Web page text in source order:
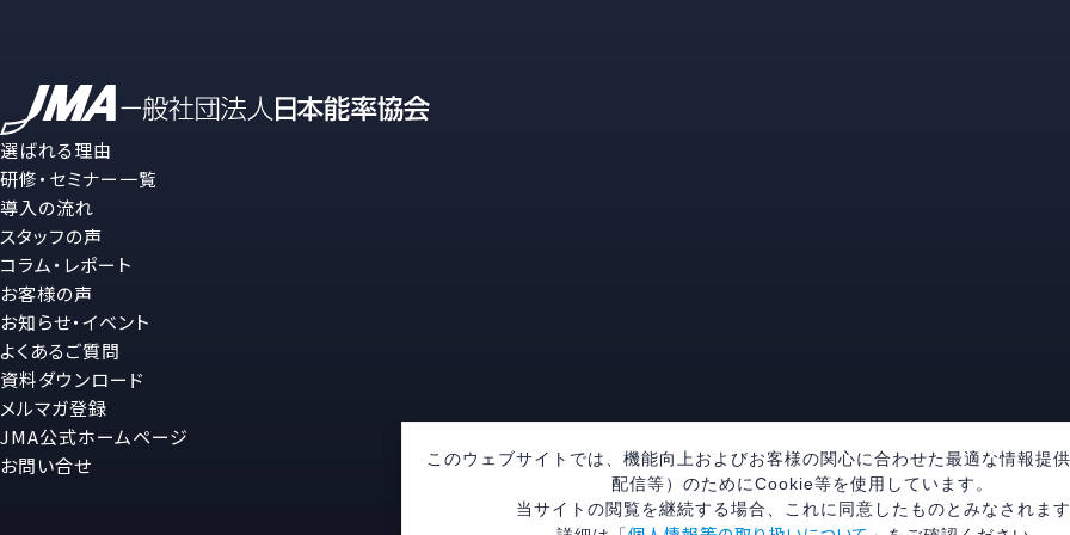
このウェブサイトでは、機能向上およびお客様の関心に合わせた最適な情報提
配信等）のためにCookie等を使用しています。
当サイトの閲覧を継続する場合、これに同意したものとみなされます
選ばれる理由
研修・セミナー一覧
導入の流れ
スタッフの声
コラム・レポート
お客様の声
お知らせ・イベント
よくあるご質問
資料ダウンロード
メルマガ登録
JMA公式ホームページ
お問い合せ